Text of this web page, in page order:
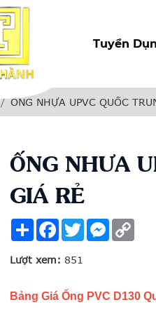
Tuyển
ỐNG NHỰA UPVC QUỐC
ỐNG NHƯA
GIÁ RẺ
ShareFacebook
Twitter
Lượt xem: 851
Bảng Giá Ống PVC D130